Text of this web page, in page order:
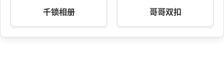
千锁相册 哥哥双扣